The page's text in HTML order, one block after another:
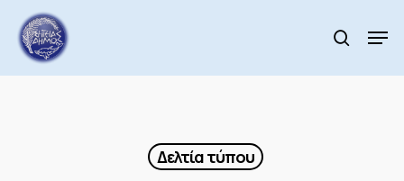
main
content
search
Δελτία τύπου
Menu